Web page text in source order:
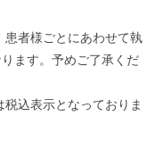
者様ごとにあわせて執
ます。予めご了承くだ
込表示となっておりま